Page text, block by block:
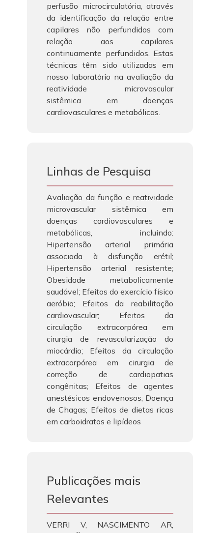
perfusão microcirculatória, através
da identificação da relação entre
capilares não perfundidos com
relação aos capilares
continuamente perfundidos. Estas
técnicas têm sido utilizadas em
nosso laboratório na avaliação da
reatividade microvascular
sistêmica em doenças
cardiovasculares e metabólicas.
Linhas de Pesquisa
Avaliação da função e reatividade
microvascular sistêmica em
doenças cardiovasculares e
metabólicas, incluindo:
Hipertensão arterial primária
associada à disfunção erétil;
Hipertensão arterial resistente;
Obesidade metabolicamente
saudável; Efeitos do exercício físico
aeróbio; Efeitos da reabilitação
cardiovascular; Efeitos da
circulação extracorpórea em
cirurgia de revascularização do
miocárdio; Efeitos da circulação
extracorpórea em cirurgia de
correção de cardiopatias
congênitas; Efeitos de agentes
anestésicos endovenosos; Doença
de Chagas; Efeitos de dietas ricas
em carboidratos e lipídeos
Publicações mais
Relevantes
VERRI V, NASCIMENTO AR,